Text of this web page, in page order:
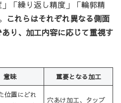
「繰り返し精度」「輪郭精
これらはそれぞれ異なる側面
り、加工内容に応じて重視す
意味 重要となる加工
位置にどれ
穴あけ加工、タップ